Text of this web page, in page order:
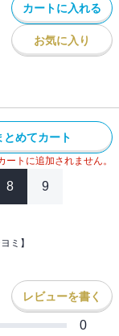
カートに入れる
お気に入り
とめてカート
トに追加されません。
8 9
ミ】
レビューを書く
0